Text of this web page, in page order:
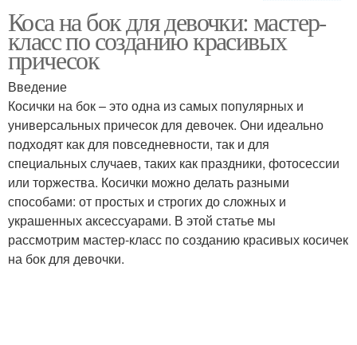
Косичка на бок Мода на косички
Косичка для девочки Колосок на бок
Коса на бок для девочки: мастер-
класс по созданию красивых
причесок
Введение
Косички на бок – это одна из самых популярных и
универсальных причесок для девочек. Они идеально
подходят как для повседневности, так и для
специальных случаев, таких как праздники, фотосессии
или торжества. Косички можно делать разными
способами: от простых и строгих до сложных и
украшенных аксессуарами. В этой статье мы
рассмотрим мастер-класс по созданию красивых косичек
на бок для девочки.